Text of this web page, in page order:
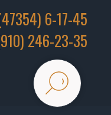
6-17-45
246-23-35